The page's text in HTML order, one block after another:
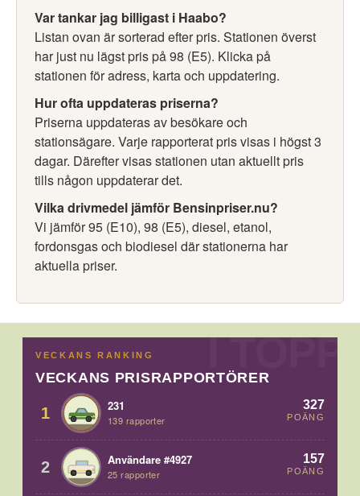
Var tankar jag billigast i Haabo?
Listan ovan är sorterad efter pris. Stationen överst
har just nu lägst pris på 98 (E5). Klicka på
stationen för adress, karta och uppdatering.
Hur ofta uppdateras priserna?
Priserna uppdateras av besökare och
stationsägare. Varje rapporterat pris visas i högst 3
dagar. Därefter visas stationen utan aktuellt pris
tills någon uppdaterar det.
Vilka drivmedel jämför Bensinpriser.nu?
Vi jämför 95 (E10), 98 (E5), diesel, etanol,
fordonsgas och biodiesel där stationerna har
aktuella priser.
VECKANS RANKING
VECKANS PRISRAPPORTÖRER
1 231
139 rapporter
327
POÄNG
2 Användare #4927
25 rapporter
157
POÄNG